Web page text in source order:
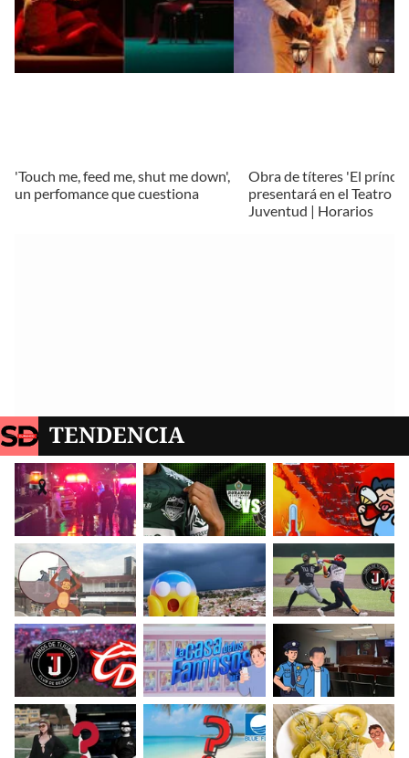
'Touch me, feed me, shut me down',
un perfomance que cuestiona
Obra de títeres 'El
presentará en el Teatro
Juventud | Horarios
TENDENCIA